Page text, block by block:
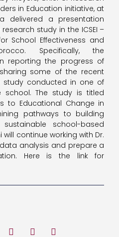
in Education initiative, at
delivered a presentation
study in the ICSEI –
School Effectiveness and
Specifically, the
reporting the progress of
some of the recent
study conducted in one of
school. The study is titled
to Educational Change in
pathways to building
school-based
will continue working with Dr.
analysis and prepare a
Here is the link for